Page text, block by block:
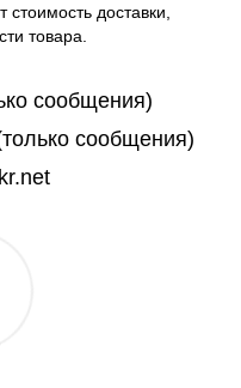
доставки,
товара.
сообщения)
сообщения)